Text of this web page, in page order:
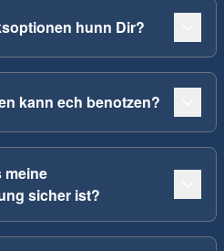
hunn Dir?
kann ech benotzen?
meine
sicher ist?